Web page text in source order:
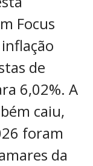
Focus
de
6,02%. A
caiu,
foram
da